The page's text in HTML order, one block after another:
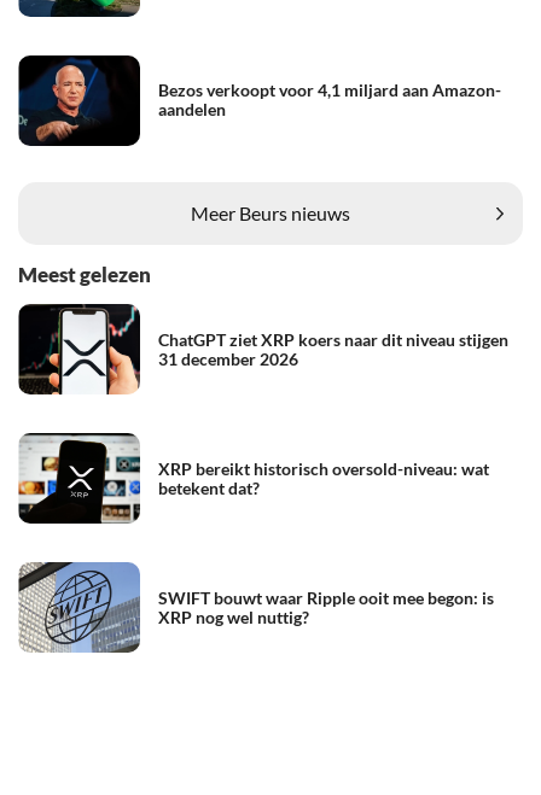
Bezos verkoopt voor 4,1 miljard aan Amazon-
aandelen
Meer Beurs nieuws
Meest gelezen
ChatGPT ziet XRP koers naar dit niveau stijgen
31 december 2026
XRP bereikt historisch oversold-niveau: wat
betekent dat?
SWIFT bouwt waar Ripple ooit mee begon: is
XRP nog wel nuttig?